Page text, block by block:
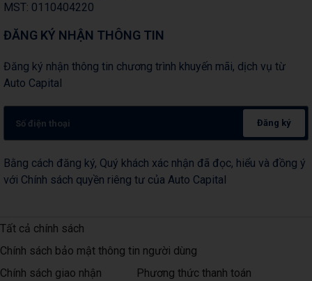
MST: 0110404220
ĐĂNG KÝ NHẬN THÔNG TIN
Đăng ký nhận thông tin chương trình khuyến mãi, dịch vụ từ
Auto Capital
Đăng ký
Bằng cách đăng ký, Quý khách xác nhận đã đọc, hiểu và đồng ý
với Chính sách quyền riêng tư của Auto Capital
Tất cả chính sách
Chính sách bảo mật thông tin người dùng
Chính sách giao nhận
Phương thức thanh toán